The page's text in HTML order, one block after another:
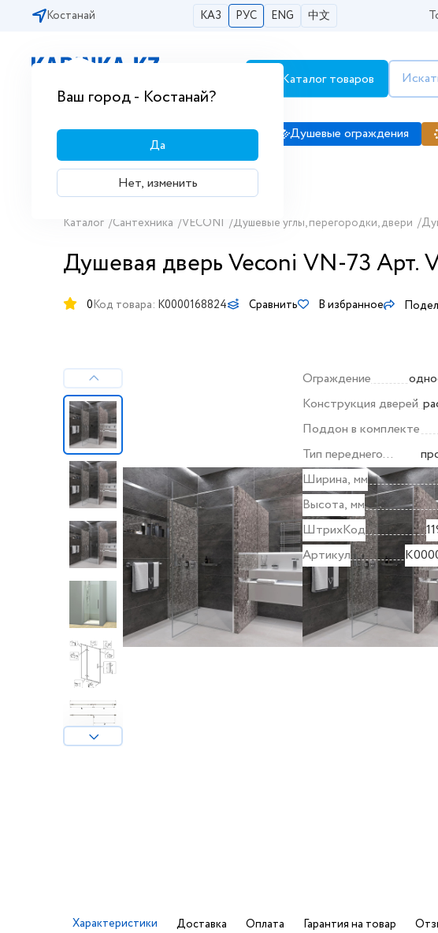
Костанай КАЗ РУС ENG 中文
Ваш город - Костанай?
Да
Нет, изменить
Бесплатная доставка по городам РК
Каталог товаров
Сантехника Душевые кабины Душевые ограждения
Каталог /Сантехника /VECONI /Душевые углы, перегородки, двери /
Душевая дверь Veconi VN-73 Арт.
0Код товара: K0000168824 Сравнить В избранное
Ограждение
Конструкция дверей
Поддон в комплекте
Тип переднего
стекла
Ширина, мм
Высота, мм
ШтрихКод
Артикул
Характеристики Доставка Оплата Гарантия на товар